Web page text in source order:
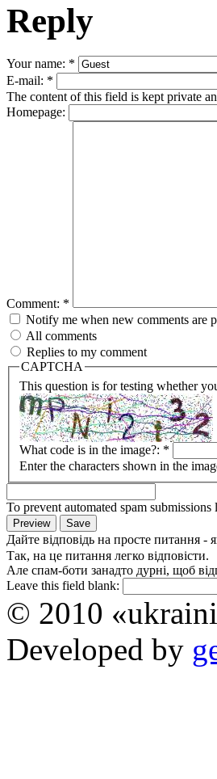
Reply
Your name: *
E-mail: *
The content of this field is kept private
Homepage:
Comment: *
Notify me when new comments are
All comments
Replies to my comment
CAPTCHA
This question is for testing whether
What code is in the image?: *
Enter the characters shown in the
To prevent automated spam
Дайте відповідь на просте питання -
Так, на це питання легко відповісти.
Але спам-боти занадто дурні, щоб
Leave this field blank:
© 2010
Developed by